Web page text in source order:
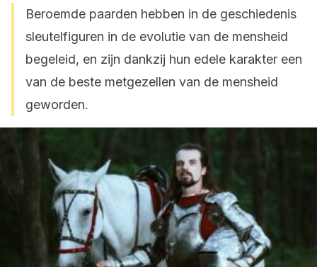
Beroemde paarden hebben in de geschiedenis
sleutelfiguren in de evolutie van de mensheid
begeleid, en zijn dankzij hun edele karakter een
van de beste metgezellen van de mensheid
geworden.